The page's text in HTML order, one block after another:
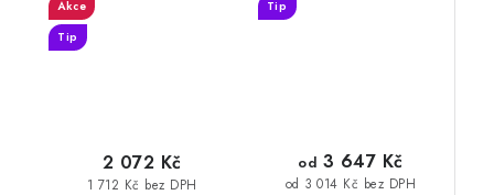
Akce
Tip
1 712 Kč bez DPH
2 072 Kč
Tip
od 3 014 Kč bez DPH
od 3 647 Kč